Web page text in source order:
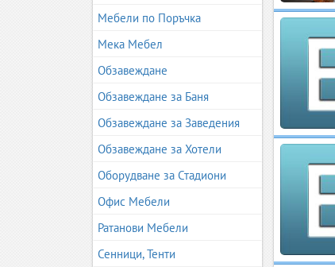
Мебели по Поръчка
Мека Мебел
Обзавеждане
Обзавеждане за Баня
Обзавеждане за Заведения
Обзавеждане за Хотели
Оборудване за Стадиони
Офис Мебели
Ратанови Мебели
Сенници, Тенти